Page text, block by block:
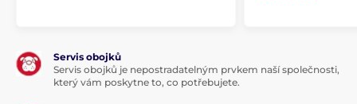
Servis obojků
Servis obojků je nepostradatelným prvkem naší společnosti,
který vám poskytne to, co potřebujete.